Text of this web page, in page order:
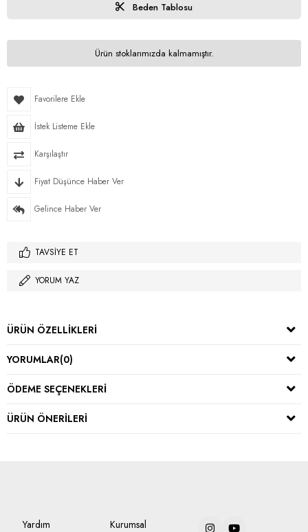
Beden Tablosu
Ürün stoklarımızda kalmamıştır.
Favorilere Ekle
İstek Listeme Ekle
Karşılaştır
Fiyat Düşünce Haber Ver
Gelince Haber Ver
TAVSIYE ET
YORUM YAZ
ÜRÜN ÖZELLIKLERI
YORUMLAR(0)
ÖDEME SEÇENEKLERI
ÜRÜN ÖNERILERI
Yardım Kurumsal